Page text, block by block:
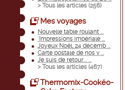
> Tous les articles (256)
Mes voyages
Nouvelle table roulant ...
"Impressions impériale ...
Joyeux Noël, 24 décemb ...
Carte postale de nos v ...
Je suis de retour.... ...
> Tous les articles (467)
Thermomix-Cookéo-